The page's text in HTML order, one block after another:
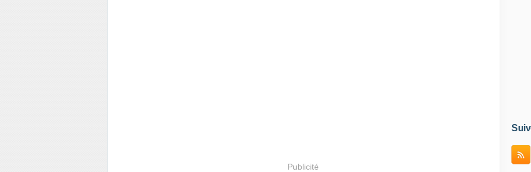
Publicité